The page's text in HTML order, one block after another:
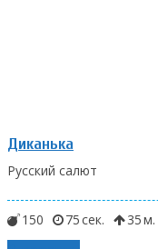
Диканька
Русский салют
150 75 35